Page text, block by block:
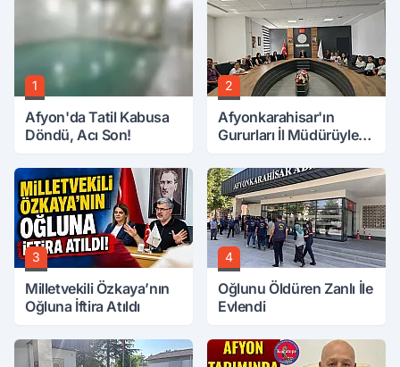
1
Afyon'da Tatil Kabusa
Döndü, Acı Son!
2
Afyonkarahisar'ın
Gururları İl Müdürüyle
3
Milletvekili Özkaya’nın
Oğluna İftira Atıldı
4
Oğlunu Öldüren Zanlı İle
Evlendi